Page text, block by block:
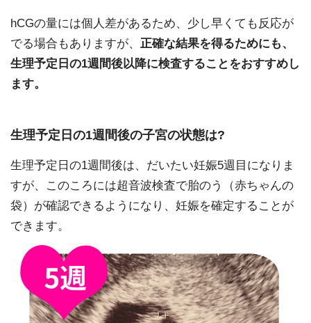
hCGの量には個人差があるため、少し早くても反応が
でる場合もありますが、 正確な結果を得るためにも、
生理予定日の1週間後以降に検査することをおすすめし
ます。
生理予定日の1週間後の子宮の状態は?
生理予定日の1週間後は、だいたい妊娠5週目になりま
すが、このころには超音波検査で胎のう（赤ちゃんの
袋）が確認できるようになり、妊娠を確定することが
できます。